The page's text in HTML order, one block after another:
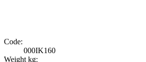
Code:
000IK160
Weight kg: